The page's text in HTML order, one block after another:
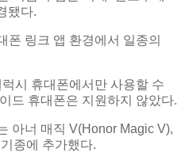
됐다.
폰 링크 앱 환경에서 일종의
시 휴대폰에서만 사용할 수
드 휴대폰은 지원하지 않았다.
아너 매직 V(Honor Magic V),
종에 추가했다.